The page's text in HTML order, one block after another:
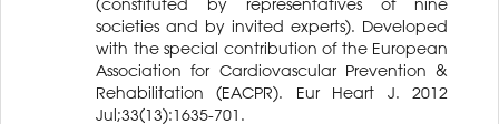
(constituted by representatives of nine
societies and by invited experts). Developed
with the special contribution of the European
Association for Cardiovascular Prevention &
Rehabilitation (EACPR). Eur Heart J. 2012
Jul;33(13):1635-701.